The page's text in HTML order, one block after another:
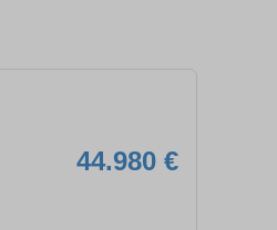
44.980 €